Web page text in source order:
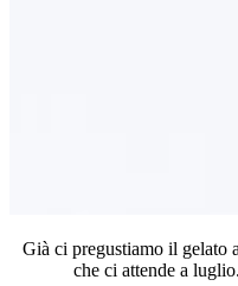
Già ci pregustiamo il gelato
che ci attende a